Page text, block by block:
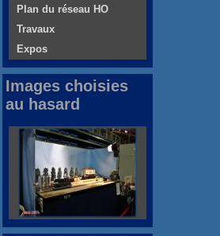
Plan du réseau HO
Travaux
Expos
Images choisies
au hasard